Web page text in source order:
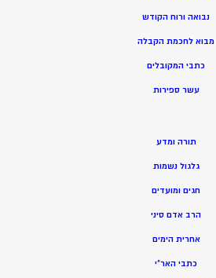
נבואה ורוח הקודש
מבוא לחכמת הקבלה
כתבי המקובלים
עשר ספירות
תורה ומדע
גלגול נשמות
חגים ומועדים
הרב אדם סיני
אחרית הימים
כתבי האר”י